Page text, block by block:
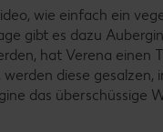
wie einfach ein
gibt es dazu
hat Verena einen
diese gesalzen,
das überschüssige